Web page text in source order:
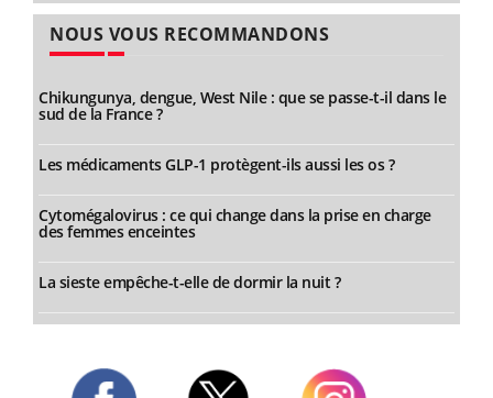
NOUS VOUS RECOMMANDONS
Chikungunya, dengue, West Nile : que se passe-t-il dans le
sud de la France ?
Les médicaments GLP-1 protègent-ils aussi les os ?
Cytomégalovirus : ce qui change dans la prise en charge
des femmes enceintes
La sieste empêche-t-elle de dormir la nuit ?